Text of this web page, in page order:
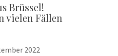
Brüssel!
vielen Fällen
2022